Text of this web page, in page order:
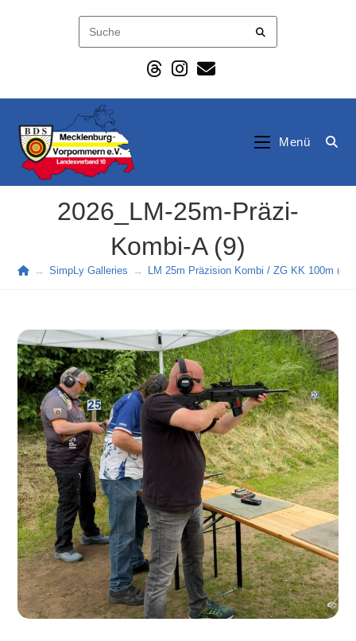
Menü
2026_LM-25m-Präzi-
Kombi-A (9)
→ SimpLy Galleries → LM 25m Präzision Kombi / ZG KK 100m